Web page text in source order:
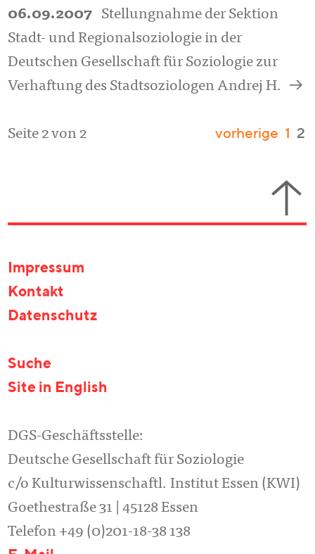
06.09.2007
Stellungnahme der Sektion
Stadt- und Regionalsoziologie in der
Deutschen Gesellschaft für Soziologie zur
Verhaftung des Stadtsoziologen Andrej H.
a
Seite 2 von 2 vorherige 1 2
Impressum
Kontakt
Datenschutz
Suche
Site in English
DGS-Geschäftsstelle:
Deutsche Gesellschaft für Soziologie
c/o Kulturwissenschaftl. Institut Essen (KWI)
Goethestraße 31 | 45128 Essen
Telefon +49 (0)201-18-38 138